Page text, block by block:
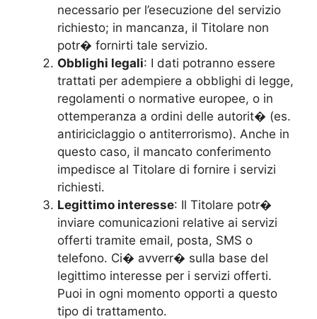
necessario per l’esecuzione del servizio
richiesto; in mancanza, il Titolare non
potr� fornirti tale servizio.
Obblighi legali: I dati potranno essere
trattati per adempiere a obblighi di legge,
regolamenti o normative europee, o in
ottemperanza a ordini delle autorit� (es.
antiriciclaggio o antiterrorismo). Anche in
questo caso, il mancato conferimento
impedisce al Titolare di fornire i servizi
richiesti.
Legittimo interesse: Il Titolare potr�
inviare comunicazioni relative ai servizi
offerti tramite email, posta, SMS o
telefono. Ci� avverr� sulla base del
legittimo interesse per i servizi offerti.
Puoi in ogni momento opporti a questo
tipo di trattamento.